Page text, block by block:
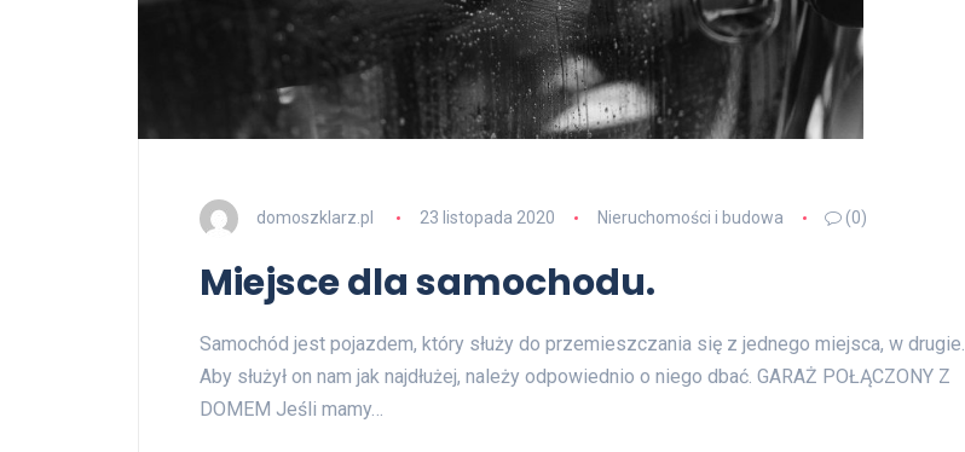
domoszklarz.pl 23 listopada 2020 Nieruchomości i budowa (0)
Miejsce dla samochodu.
Samochód jest pojazdem, który służy do przemieszczania się z jednego miejsca, w drugie.
Aby służył on nam jak najdłużej, należy odpowiednio o niego dbać. GARAŻ POŁĄCZONY Z
DOMEM Jeśli mamy…